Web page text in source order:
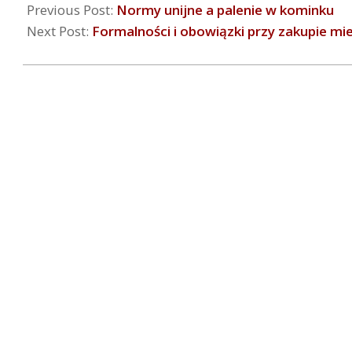
Previous Post: Normy unijne a palenie w kominku
Next Post: Formalności i obowiązki przy zakupie